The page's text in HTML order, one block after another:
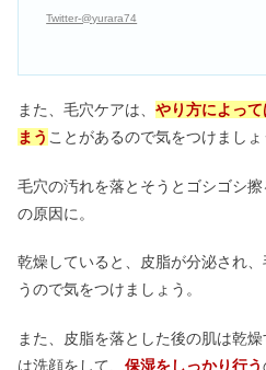
Twitter-@yurara74
また、毛穴ケアは、 やり方によっ
まう ことがあるので気をつけましょ
毛穴の汚れを落とそうとゴシゴシ
の原因に。
乾燥していると、皮脂が分泌され
うので気をつけましょう。
また、皮脂を落とした後の肌は乾
は洗顔をして、 保湿をしっかり行う